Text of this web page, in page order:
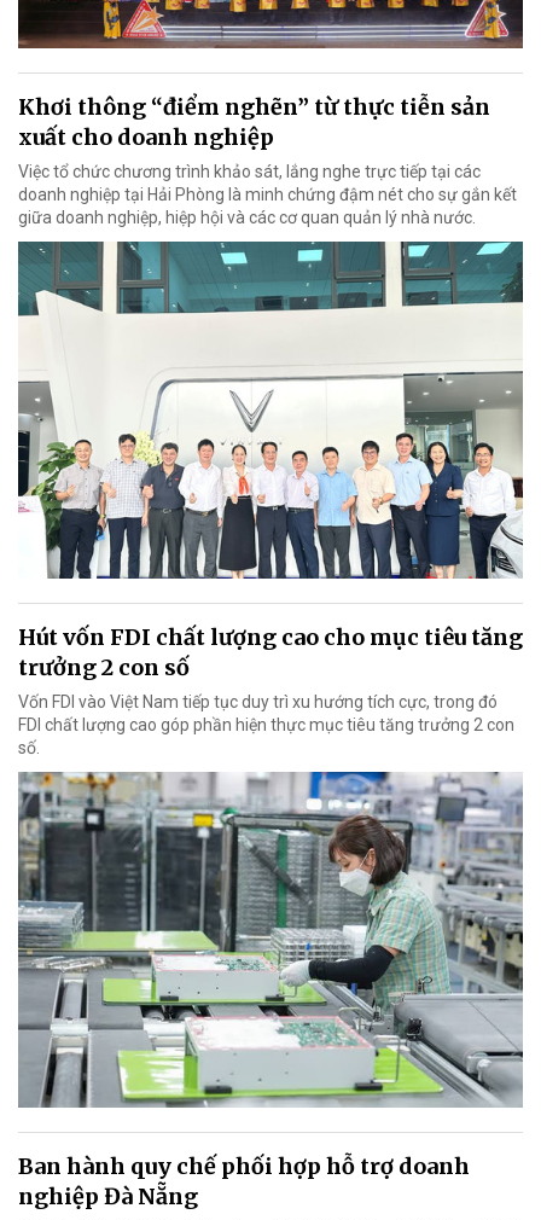
Khơi thông “điểm nghẽn” từ thực tiễn sản
xuất cho doanh nghiệp
Việc tổ chức chương trình khảo sát, lắng nghe trực tiếp tại các
doanh nghiệp tại Hải Phòng là minh chứng đậm nét cho sự gắn kết
giữa doanh nghiệp, hiệp hội và các cơ quan quản lý nhà nước.
Hút vốn FDI chất lượng cao cho mục tiêu tăng
trưởng 2 con số
Vốn FDI vào Việt Nam tiếp tục duy trì xu hướng tích cực, trong đó
FDI chất lượng cao góp phần hiện thực mục tiêu tăng trưởng 2 con
số.
Ban hành quy chế phối hợp hỗ trợ doanh
nghiệp Đà Nẵng